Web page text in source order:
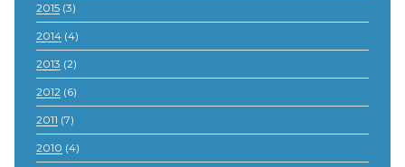
2015 (3)
2014 (4)
2013 (2)
2012 (6)
2011 (7)
2010 (4)